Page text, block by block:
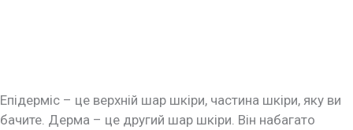
Епідерміс – це верхній шар шкіри, частина шкіри, яку ви
бачите. Дерма – це другий шар шкіри. Він набагато